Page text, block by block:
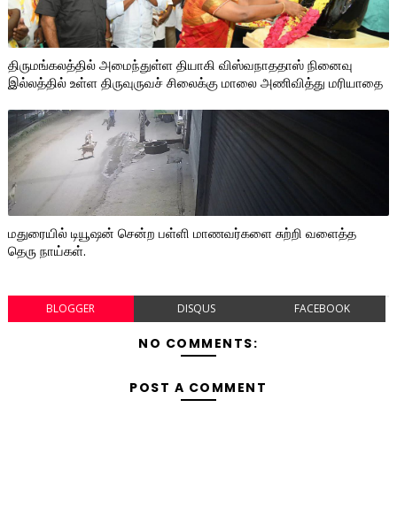
திருமங்கலத்தில் அமைந்துள்ள தியாகி விஸ்வநாததாஸ் நினைவு
இல்லத்தில் உள்ள திருவுருவச் சிலைக்கு மாலை அணிவித்து மரியாதை
மதுரையில் டியூஷன் சென்ற பள்ளி மாணவர்களை சுற்றி வளைத்த
தெரு நாய்கள்.
BLOGGER DISQUS FACEBOOK
NO COMMENTS:
POST A COMMENT